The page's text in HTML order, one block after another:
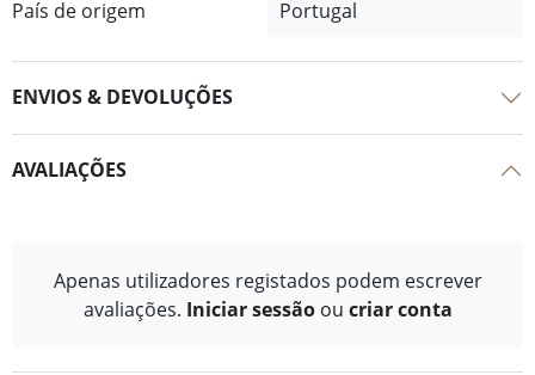
País de origem Portugal
ENVIOS & DEVOLUÇÕES
AVALIAÇÕES
Apenas utilizadores registados podem escrever
avaliações. Iniciar sessão ou criar conta